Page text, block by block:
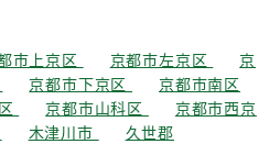
市上京区 京都市左京区
京
京都市下京区
京都市南区
京都市山科区
京都市西京
木津川市 久世郡